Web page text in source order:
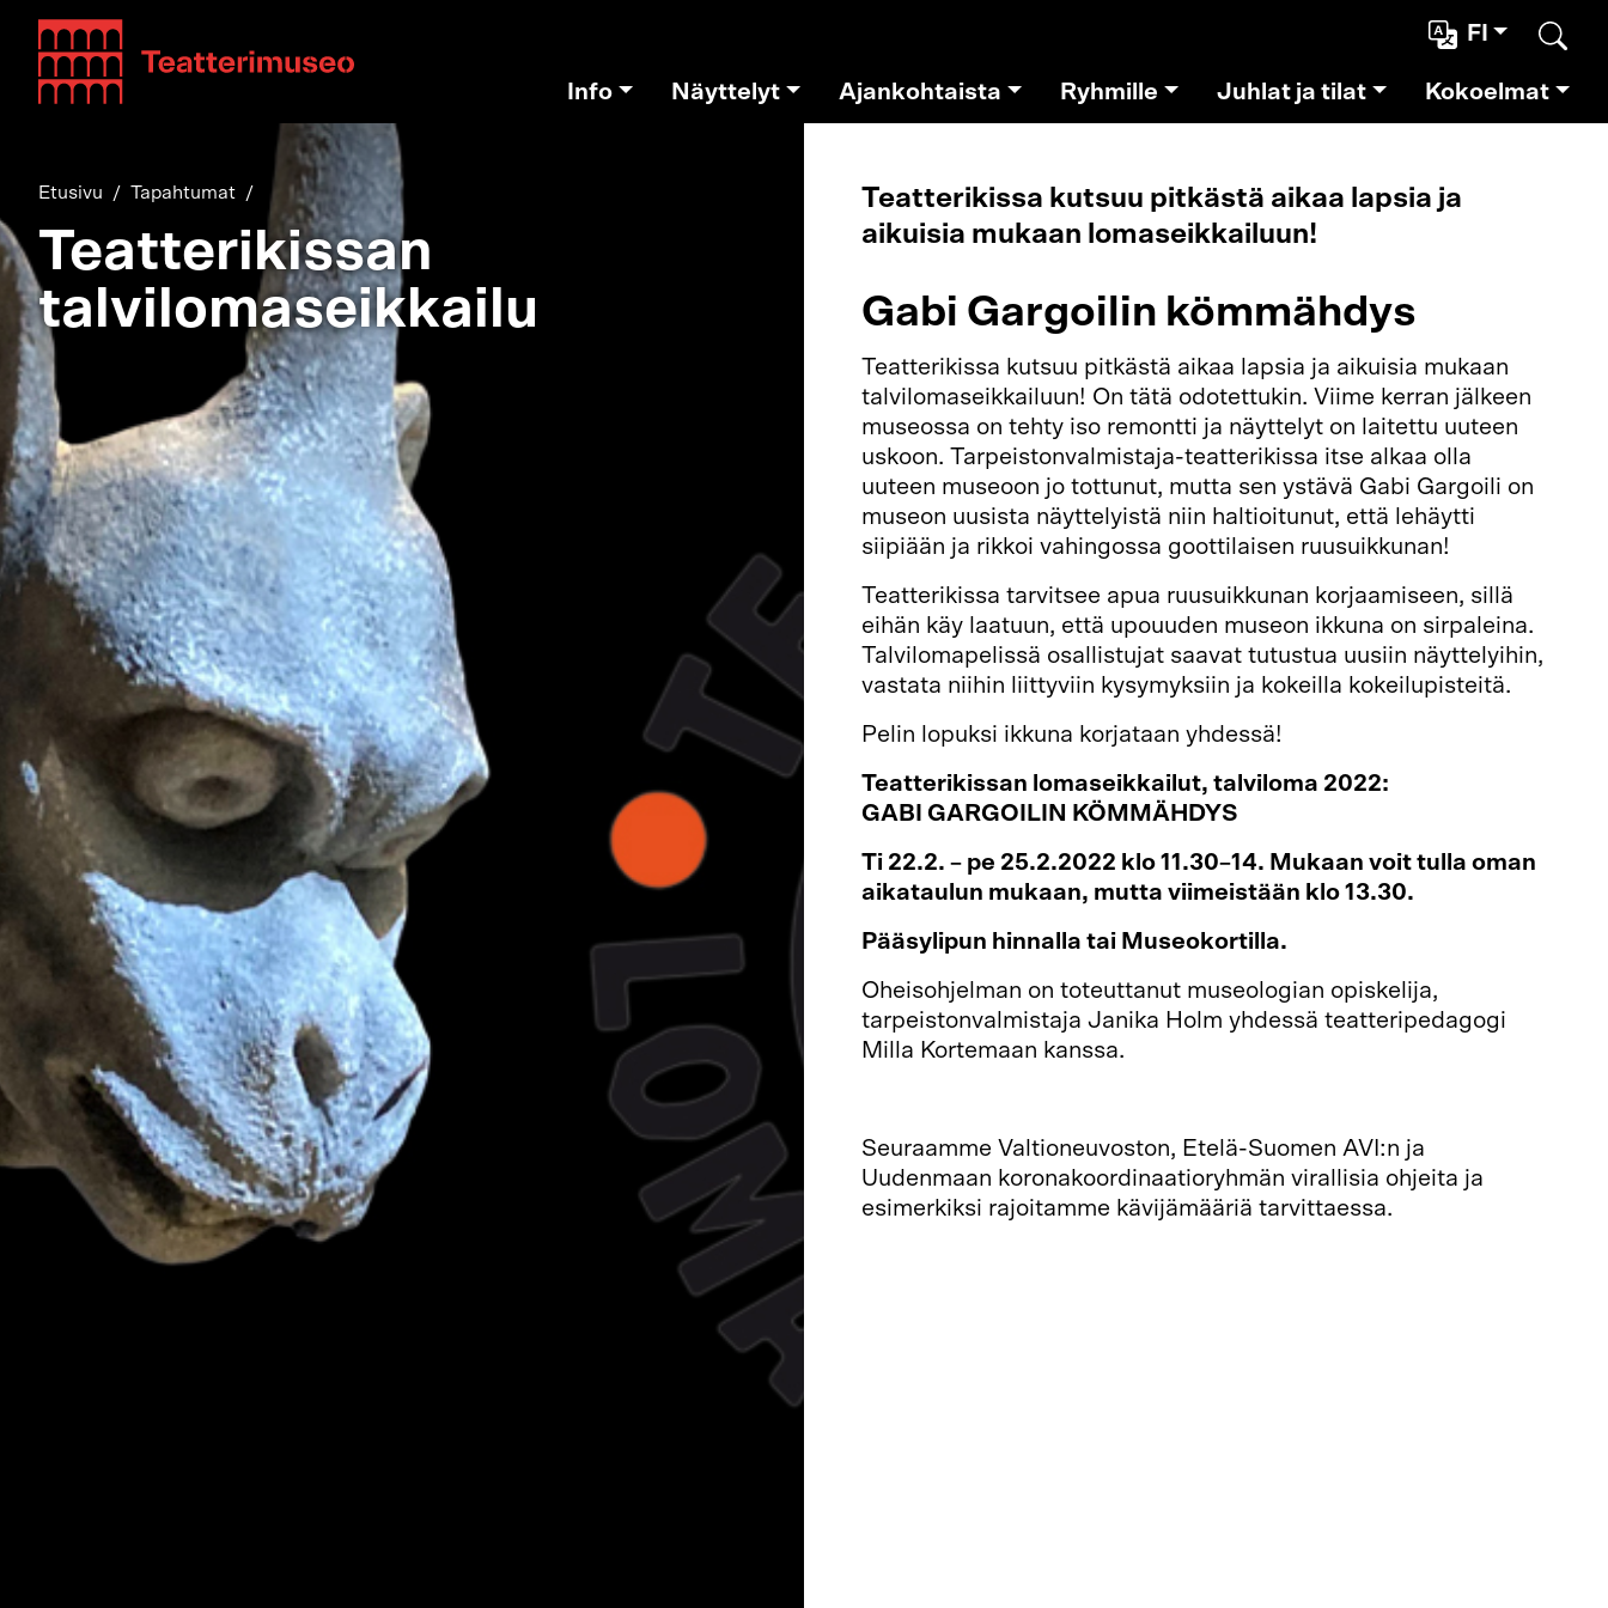
Teatterimuseo FI
Info Näyttelyt Ajankohtaista Ryhmille Juhlat ja tilat Kokoelmat
Etusivu Tapahtumat
Teatterikissan
talvilomaseikkailu
Teatterikissa kutsuu pitkästä aikaa lapsia ja
aikuisia mukaan lomaseikkailuun!
Gabi Gargoilin kömmähdys
Teatterikissa kutsuu pitkästä aikaa lapsia ja aikuisia mukaan
talvilomaseikkailuun! On tätä odotettukin. Viime kerran jälkeen
museossa on tehty iso remontti ja näyttelyt on laitettu uuteen
uskoon. Tarpeistonvalmistaja-teatterikissa itse alkaa olla
uuteen museoon jo tottunut, mutta sen ystävä Gabi Gargoili on
museon uusista näyttelyistä niin haltioitunut, että lehäytti
siipiään ja rikkoi vahingossa goottilaisen ruusuikkunan!
Teatterikissa tarvitsee apua ruusuikkunan korjaamiseen, sillä
eihän käy laatuun, että upouuden museon ikkuna on sirpaleina.
Talvilomapelissä osallistujat saavat tutustua uusiin näyttelyihin,
vastata niihin liittyviin kysymyksiin ja kokeilla kokeilupisteitä.
Pelin lopuksi ikkuna korjataan yhdessä!
Teatterikissan lomaseikkailut, talviloma 2022:
GABI GARGOILIN KÖMMÄHDYS
Ti 22.2. – pe 25.2.2022 klo 11.30–14. Mukaan voit tulla oman
aikataulun mukaan, mutta viimeistään klo 13.30.
Pääsylipun hinnalla tai Museokortilla.
Oheisohjelman on toteuttanut museologian opiskelija,
tarpeistonvalmistaja Janika Holm yhdessä teatteripedagogi
Milla Kortemaan kanssa.
Seuraamme Valtioneuvoston, Etelä-Suomen AVI:n ja
Uudenmaan koronakoordinaatioryhmän virallisia ohjeita ja
esimerkiksi rajoitamme kävijämääriä tarvittaessa.